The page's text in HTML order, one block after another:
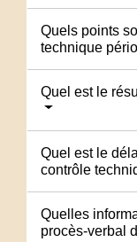
Quels points
technique
Quel est le
Quel est le
contrôle
Quelles
procès-verbal